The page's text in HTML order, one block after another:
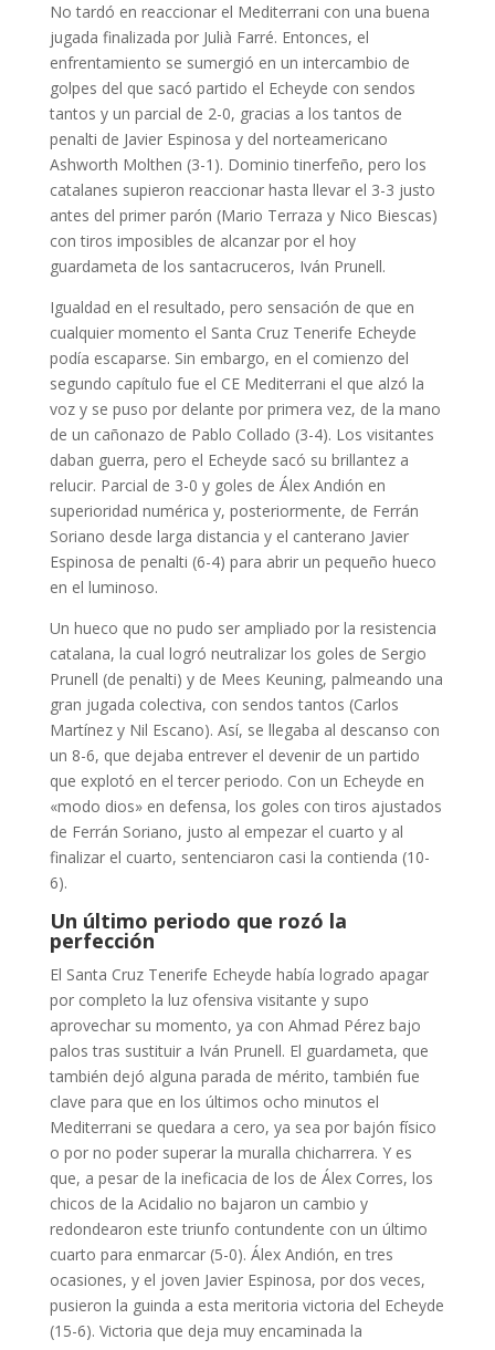
No tardó en reaccionar el Mediterrani con una buena
jugada finalizada por Julià Farré. Entonces, el
enfrentamiento se sumergió en un intercambio de
golpes del que sacó partido el Echeyde con sendos
tantos y un parcial de 2-0, gracias a los tantos de
penalti de Javier Espinosa y del norteamericano
Ashworth Molthen (3-1). Dominio tinerfeño, pero los
catalanes supieron reaccionar hasta llevar el 3-3 justo
antes del primer parón (Mario Terraza y Nico Biescas)
con tiros imposibles de alcanzar por el hoy
guardameta de los santacruceros, Iván Prunell.
Igualdad en el resultado, pero sensación de que en
cualquier momento el Santa Cruz Tenerife Echeyde
podía escaparse. Sin embargo, en el comienzo del
segundo capítulo fue el CE Mediterrani el que alzó la
voz y se puso por delante por primera vez, de la mano
de un cañonazo de Pablo Collado (3-4). Los visitantes
daban guerra, pero el Echeyde sacó su brillantez a
relucir. Parcial de 3-0 y goles de Álex Andión en
superioridad numérica y, posteriormente, de Ferrán
Soriano desde larga distancia y el canterano Javier
Espinosa de penalti (6-4) para abrir un pequeño hueco
en el luminoso.
Un hueco que no pudo ser ampliado por la resistencia
catalana, la cual logró neutralizar los goles de Sergio
Prunell (de penalti) y de Mees Keuning, palmeando una
gran jugada colectiva, con sendos tantos (Carlos
Martínez y Nil Escano). Así, se llegaba al descanso con
un 8-6, que dejaba entrever el devenir de un partido
que explotó en el tercer periodo. Con un Echeyde en
«modo dios» en defensa, los goles con tiros ajustados
de Ferrán Soriano, justo al empezar el cuarto y al
finalizar el cuarto, sentenciaron casi la contienda (10-
6).
Un último periodo que rozó la
perfección
El Santa Cruz Tenerife Echeyde había logrado apagar
por completo la luz ofensiva visitante y supo
aprovechar su momento, ya con Ahmad Pérez bajo
palos tras sustituir a Iván Prunell. El guardameta, que
también dejó alguna parada de mérito, también fue
clave para que en los últimos ocho minutos el
Mediterrani se quedara a cero, ya sea por bajón físico
o por no poder superar la muralla chicharrera. Y es
que, a pesar de la ineficacia de los de Álex Corres, los
chicos de la Acidalio no bajaron un cambio y
redondearon este triunfo contundente con un último
cuarto para enmarcar (5-0). Álex Andión, en tres
ocasiones, y el joven Javier Espinosa, por dos veces,
pusieron la guinda a esta meritoria victoria del Echeyde
(15-6). Victoria que deja muy encaminada la